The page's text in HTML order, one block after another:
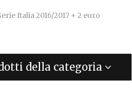
Italia 2016/2017 + 2 euro
della categoria